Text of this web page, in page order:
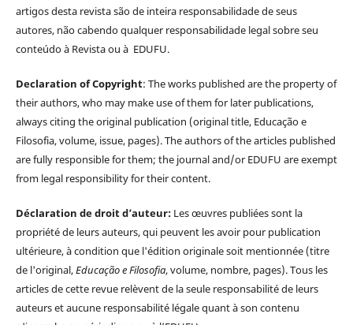
artigos desta revista são de inteira responsabilidade de seus
autores, não cabendo qualquer responsabilidade legal sobre seu
conteúdo à Revista ou à EDUFU.
Declaration of Copyright: The works published are the property of
their authors, who may make use of them for later publications,
always citing the original publication (original title, Educação e
Filosofia, volume, issue, pages). The authors of the articles published
are fully responsible for them; the journal and/or EDUFU are exempt
from legal responsibility for their content.
Déclaration de droit d’auteur: Les œuvres publiées sont la
propriété de leurs auteurs, qui peuvent les avoir pour publication
ultérieure, à condition que l'édition originale soit mentionnée (titre
de l'original,Educação e Filosofia, volume, nombre, pages). Tous les
articles de cette revue relèvent de la seule responsabilité de leurs
auteurs et aucune responsabilité légale quant à son contenu